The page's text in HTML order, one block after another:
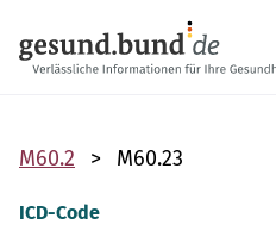
M60.2 M60.23
ICD-Code